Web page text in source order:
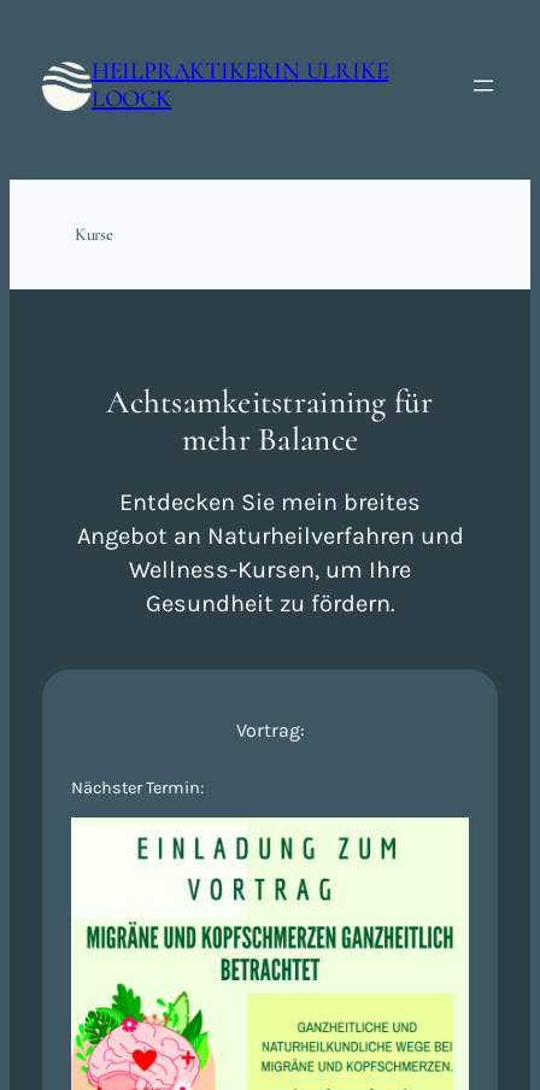
springen
HEILPRAKTIKERIN ULRIKE
LOOCK
Kurse
Achtsamkeitstraining für
mehr Balance
Entdecken Sie mein breites
Angebot an Naturheilverfahren und
Wellness-Kursen, um Ihre
Gesundheit zu fördern.
Vortrag:
Nächster Termin: